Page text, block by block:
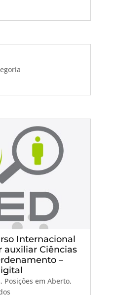
Internacional
auxiliar Ciências
–
, Posições em Aberto,